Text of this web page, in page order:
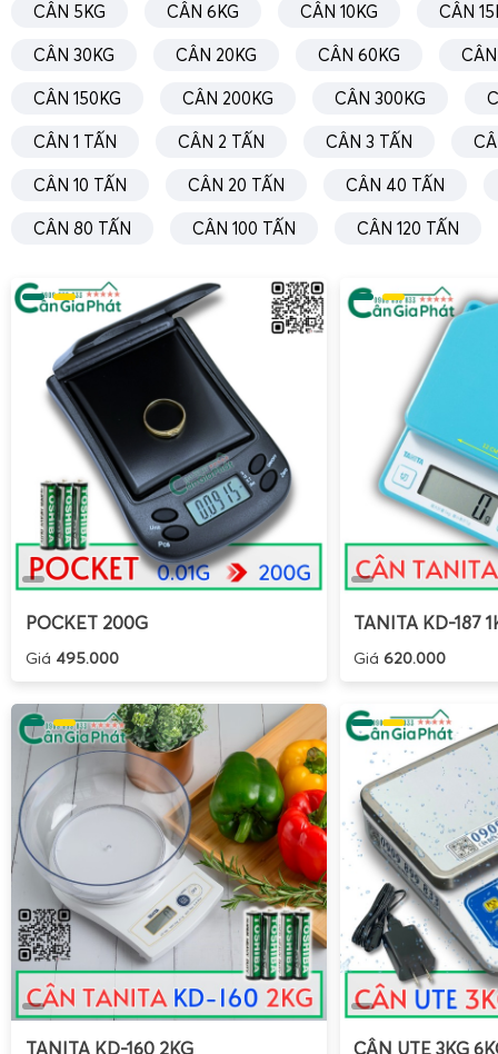
CÂN 5KG CÂN 6KG CÂN 10KG CÂN
CÂN 30KG CÂN 20KG CÂN 60KG
CÂN 150KG CÂN 200KG CÂN 300KG
CÂN 1 TẤN CÂN 2 TẤN CÂN 3 TẤN
CÂN 10 TẤN CÂN 20 TẤN CÂN 40 TẤN
CÂN 80 TẤN CÂN 100 TẤN CÂN 120 TẤN
POCKET 200G
Giá 495.000
TANITA KD-187
Giá620.000
TANITA KD-160 2KG CÂN UTE 3KG